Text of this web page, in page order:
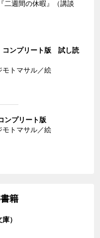
二週間の休暇』（講談
ンプリート版 試し読
トマサル／絵
ンプリート版
トマサル／絵
籍
）